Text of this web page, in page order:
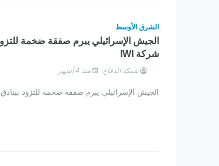
الشرق الأوسط
شركة IWI
شبكة الدفاع منذ 4 أشهر
الجيش الإسرائيلي يبرم صفقة ضخمة للتزود ببنادق X95 من إنتاج شركة IWI